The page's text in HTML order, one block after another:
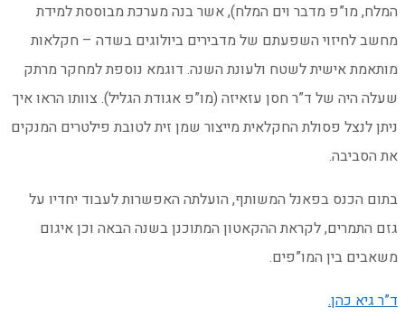
המלח, מו”פ מדבר וים המלח), אשר בנה מערכת מבוססת למידת
מחשב לחיזוי השפעתם של מדבירים ביולוגים בשדה – חקלאות
מותאמת אישית לשטח ולעונת השנה. דוגמא נוספת למחקר מרתק
שעלה היה של ד”ר חסן עזאיזה (מו”פ אגודת הגליל). צוותו הראו איך
ניתן לנצל פסולת החקלאית מייצור שמן זית לטובת פילטרים המנקים
את הסביבה.
בתום הכנס בפאנל המשותף, הועלתה האפשרות לעבוד יחדיו על
גזם התמרים, לקראת ההקאטון המתוכנן בשנה הבאה וכן איגום
משאבים בין המו”פים.
ד”ר גיא כהן.